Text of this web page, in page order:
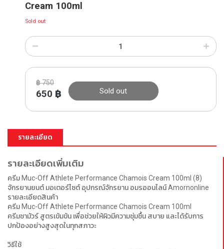
Cream 100ml
Sold out
฿750
650 ฿ Sold out
รายละเอียด
รายละเอียดเพิ่มเติม
ครีม Muc-Off Athlete Performance Chamois Cream 100ml (8)
จักรยานยนต์ มอเตอร์ไซต์ อุปกรณ์จักรยาน อมรออนไลน์ Amornonline
รายละเอียดสินค้า
ครีม Muc-Off Athlete Performance Chamois Cream 100ml
ครีมชามัวร์ สูตรเข้มข้น เพื่อช่วยให้ผิวมีความชุ่มชื้น สบาย และได้รับการ
ปกป้องอย่างสูงสุดในทุกสภาวะ
วิธีใช้